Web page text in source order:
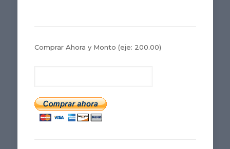
Comprar Ahora y Monto (eje: 200.00)